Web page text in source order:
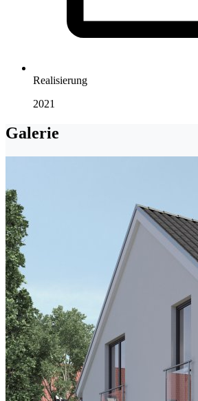
Realisierung
2021
Galerie